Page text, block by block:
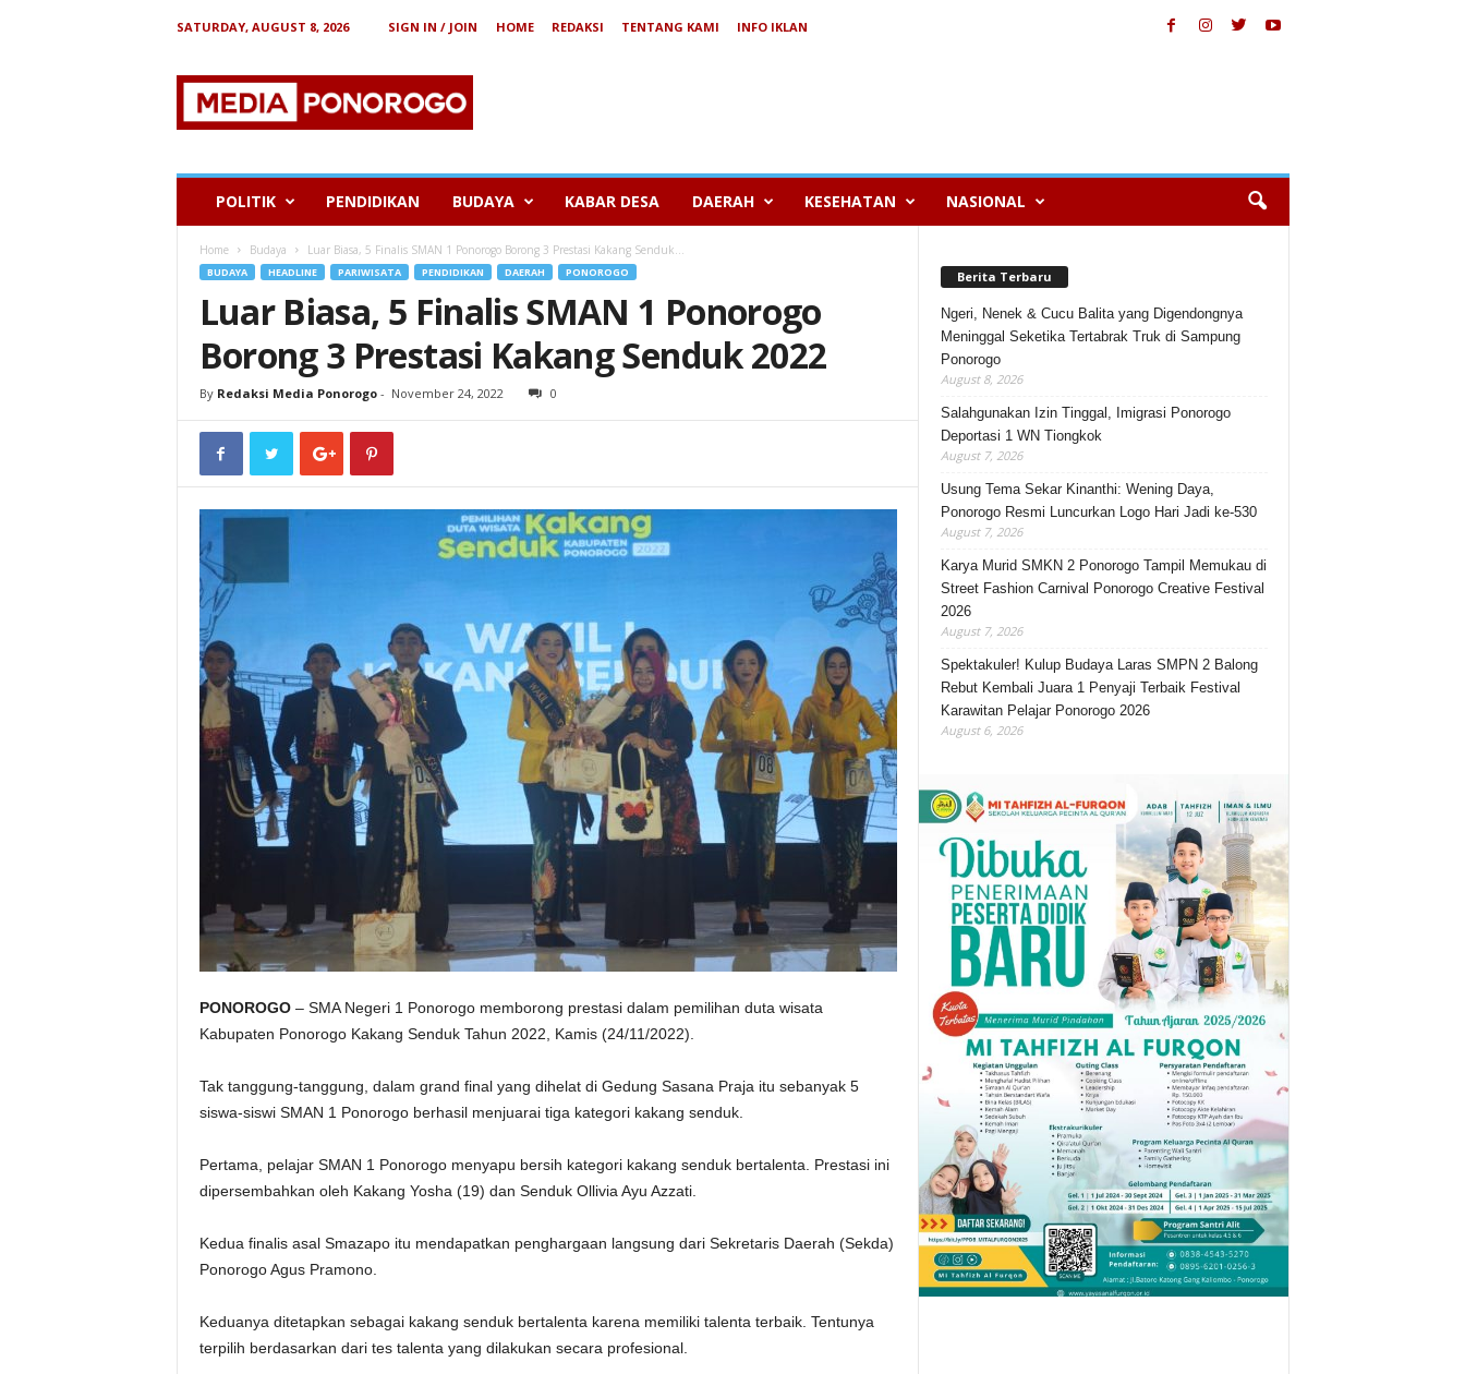
SATURDAY, AUGUST 8, 2026 SIGN IN / JOIN HOME REDAKSI TENTANG KAMI
INFO IKLAN
e
POLITIK PENDIDIKAN BUDAYA KABAR DESA DAERAH KESEHATAN NASIONAL
Home Budaya Luar Biasa, 5 Finalis SMAN 1 Ponorogo Borong 3 Prestasi Kakang Senduk...
BUDAYA HEADLINE PARIWISATA PENDIDIKAN DAERAH PONOROGO
Luar Biasa, 5 Finalis SMAN 1 Ponorogo
Borong 3 Prestasi Kakang Senduk 2022
By Redaksi Media Ponorogo- November 24, 2022 0
PONOROGO– SMA Negeri 1 Ponorogo memborong prestasi dalam pemilihan duta wisata
Kabupaten Ponorogo Kakang Senduk Tahun 2022, Kamis (24/11/2022).
Tak tanggung-tanggung, dalam grand final yang dihelat di Gedung Sasana Praja itu sebanyak 5
siswa-siswi SMAN 1 Ponorogo berhasil menjuarai tiga kategori kakang senduk.
Pertama, pelajar SMAN 1 Ponorogo menyapu bersih kategori kakang senduk bertalenta. Prestasi ini
dipersembahkan oleh Kakang Yosha (19) dan Senduk Ollivia Ayu Azzati.
Kedua finalis asal Smazapo itu mendapatkan penghargaan langsung dari Sekretaris Daerah (Sekda)
Ponorogo Agus Pramono.
Keduanya ditetapkan sebagai kakang senduk bertalenta karena memiliki talenta terbaik. Tentunya
terpilih berdasarkan dari tes talenta yang dilakukan secara profesional.
Berita Terbaru
Ngeri, Nenek & Cucu Balita yang Digendongnya
Meninggal Seketika Tertabrak Truk di Sampung
Ponorogo
August 8, 2026
Salahgunakan Izin Tinggal, Imigrasi Ponorogo
Deportasi 1 WN Tiongkok
August 7, 2026
Usung Tema Sekar Kinanthi: Wening Daya,
Ponorogo Resmi Luncurkan Logo Hari Jadi ke-530
August 7, 2026
Karya Murid SMKN 2 Ponorogo Tampil Memukau di
Street Fashion Carnival Ponorogo Creative Festival
2026
August 7, 2026
Spektakuler! Kulup Budaya Laras SMPN 2 Balong
Rebut Kembali Juara 1 Penyaji Terbaik Festival
Karawitan Pelajar Ponorogo 2026
August 6, 2026